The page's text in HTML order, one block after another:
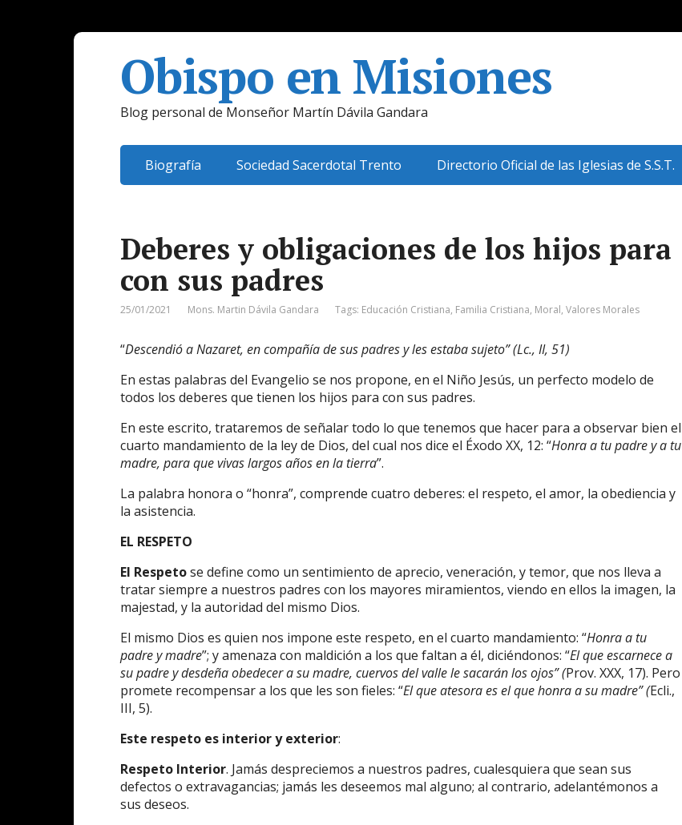
Obispo en Misiones
Blog personal de Monseñor Martín Dávila Gandara
Biografía Sociedad Sacerdotal Trento Directorio Oficial de las Iglesias de S.S.T.
Deberes y obligaciones de los hijos para
con sus padres
25/01/2021 Mons. Martin Dávila Gandara Tags: Educación Cristiana, Familia Cristiana, Moral, Valores Morales
“Descendió aNazaret, en compañía de sus padres y les estaba sujeto” (Lc., II, 51)
En estas palabras del Evangelio se nos propone, en el Niño Jesús, un perfecto modelo de
todos los deberes que tienen los hijos para con sus padres.
En este escrito, trataremos de señalar todo lo que tenemos que hacer para a observar bien el
cuarto mandamiento de la ley de Dios, del cual nos dice el Éxodo XX, 12: “Honra a tu padre y a tu
madre, paraquevivas largos años en la tierra”.
La palabra honora o “honra”, comprende cuatro deberes: el respeto, el amor, la obediencia y
la asistencia.
EL RESPETO
El Respetose define como un sentimiento de aprecio, veneración, y temor, que nos lleva a
tratar siempre a nuestros padres con los mayores miramientos, viendo en ellos la imagen, la
majestad, y la autoridad del mismo Dios.
El mismo Dios es quien nos impone este respeto, en el cuarto mandamiento: “Honra a tu
padre y madre”; y amenaza con maldición a los que faltan a él, diciéndonos: “El que escarnece a
su padre y desdeña obedecer a su madre, cuervos del valle le sacarán los ojos” (Prov. XXX, 17). Pero
promete recompensar a los que les son fieles: “El que atesora eselque honra a su madre” (Ecli.,
III, 5).
Este respeto es interior y exterior:
Respeto Interior. Jamás despreciemos a nuestros padres, cualesquiera que sean sus
defectos o extravagancias; jamás les deseemos mal alguno; al contrario, adelantémonos a
sus deseos.